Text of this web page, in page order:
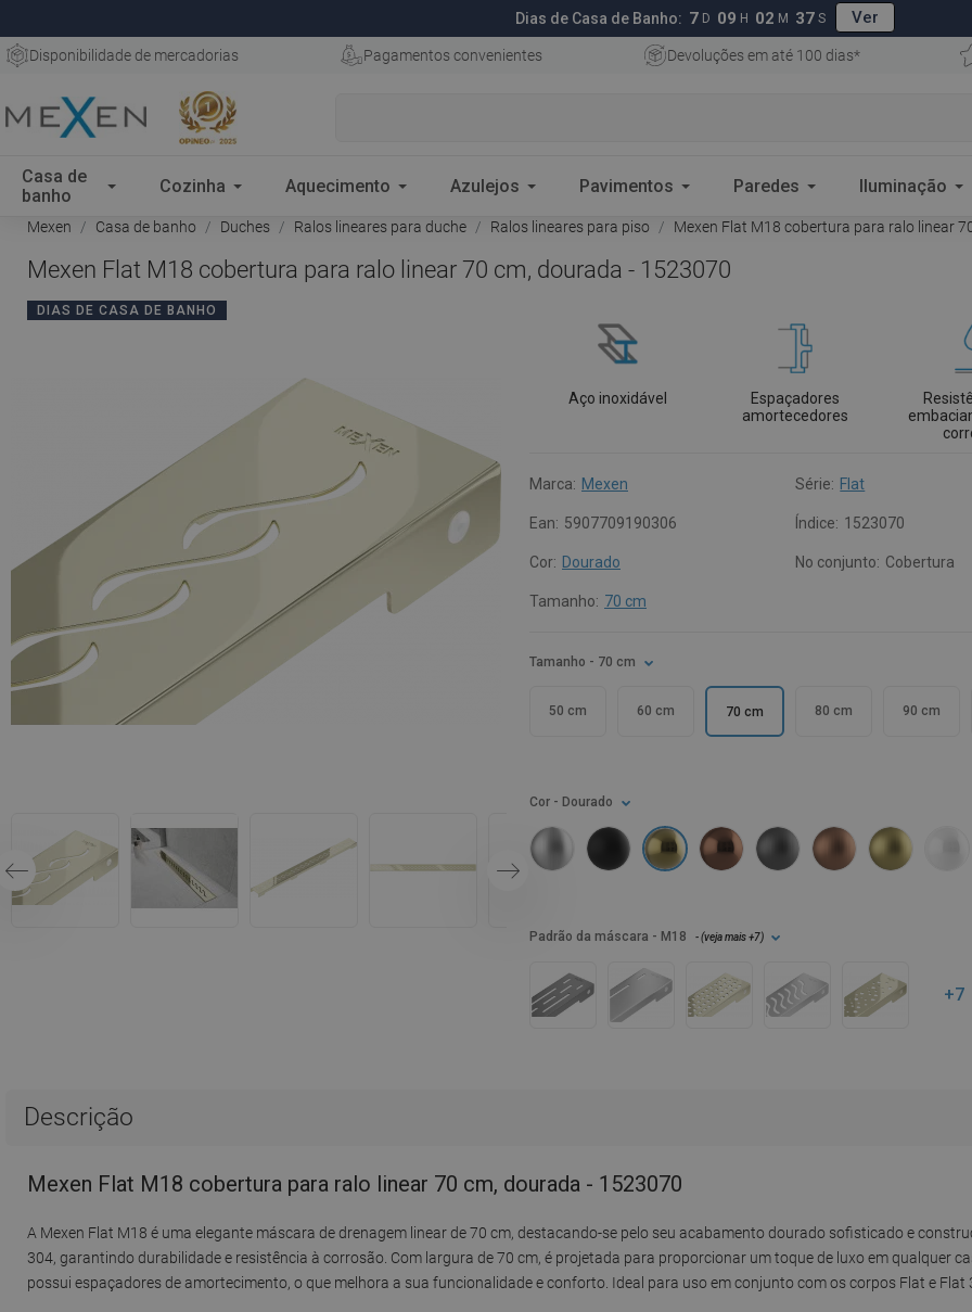
Dias de Casa de Banho: 7 D 09 H 02 M 36 S Ver
Disponibilidade de mercadorias Pagamentos convenientes Devoluções em até 100 dias*
Casa de
banho
Cozinha Aquecimento Azulejos Pavimentos Paredes Iluminação
Mexen Casa de banho Duches Ralos lineares para duche Ralos lineares para piso Mexen Flat M18 cobertura para ralo linear
Mexen Flat M18 cobertura para ralo linear 70 cm, dourada - 1523070
DIAS DE CASA DE BANHO
Aço inoxidável
Espaçadores
amortecedores
Marca: Mexen Série: Flat
Ean: 5907709190306 Índice: 1523070
Cor: Dourado No conjunto: Cobertura
Tamanho: 70 cm
Tamanho - 70 cm
50 cm 60 cm 70 cm 80 cm 90 cm
Cor - Dourado
Padrão da máscara - M18 - (veja mais+7)
+7
Descrição
Mexen Flat M18 cobertura para ralo linear 70 cm, dourada - 1523070
A Mexen Flat M18 é uma elegante máscara de drenagem linear de 70 cm, destacando-se pelo seu acabamento dourado sofisticado e
304, garantindo durabilidade e resistência à corrosão. Com largura de 70 cm, é projetada para proporcionar um toque de luxo em qualquer
possui espaçadores de amortecimento, o que melhora a sua funcionalidade e conforto. Ideal para uso em conjunto com os corpos Flat e Flat